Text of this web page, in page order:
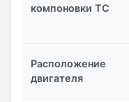
компоновки ТС
Расположение
двигателя